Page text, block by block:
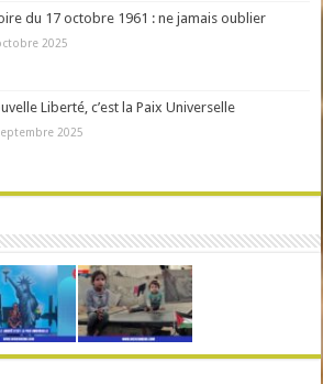
du 17 octobre 1961 : ne jamais oublier
2025
Liberté, c’est la Paix Universelle
2025